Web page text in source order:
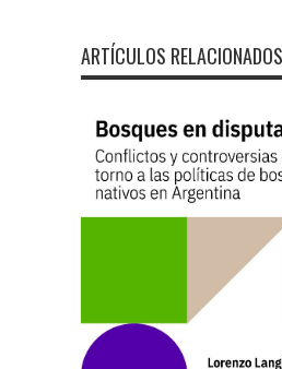
ARTÍCULOS RELACIONADOS